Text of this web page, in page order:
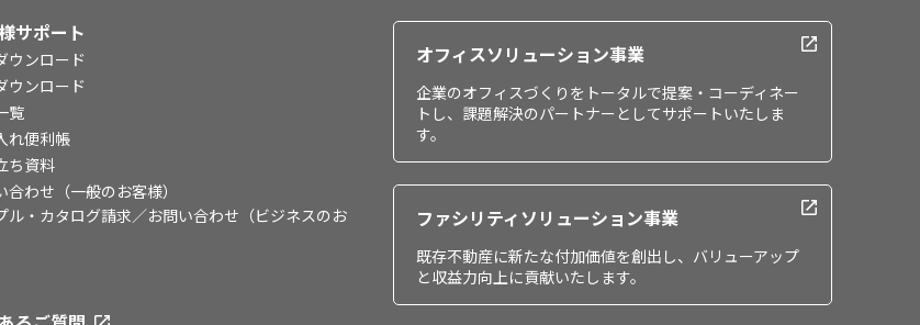
サポート
ウンロード
ウンロード
覧
れ便利帳
ち資料
合わせ（一般のお客様）
ル・カタログ請求／お問い合わせ（ビジネスのお
オフィスソリューション事業
企業のオフィスづくりをトータルで提案・コーディネー
トし、課題解決のパートナーとしてサポートいたしま
す。
ファシリティソリューション事業
既存不動産に新たな付加価値を創出し、バリューアップ
と収益力向上に貢献いたします。